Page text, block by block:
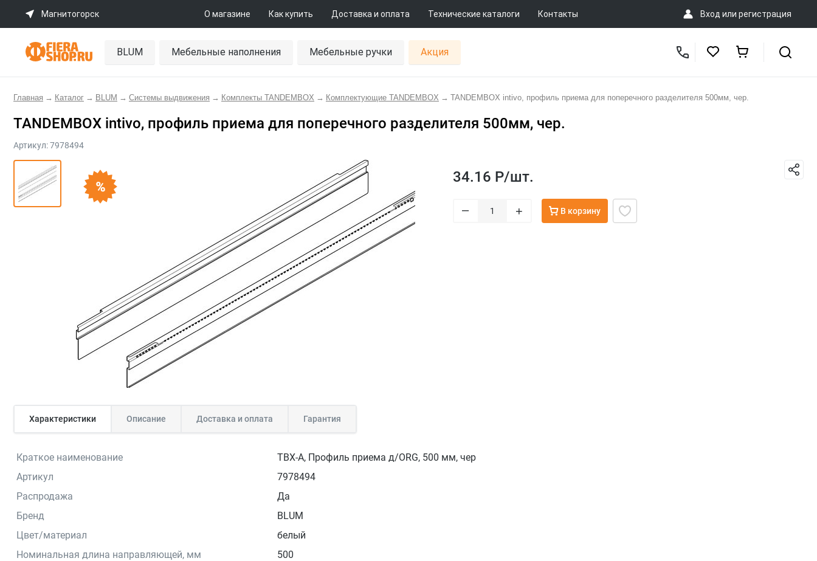
Магнитогорск О магазине Как купить Доставка и оплата Технические каталоги Контакты Вход или регистрация
BLUM Мебельные наполнения Мебельные ручки Акция
Главная → Каталог → BLUM → Системы выдвижения → Комплекты TANDEMBOX → Комплектующие TANDEMBOX → TANDEMBOX intivo, профиль приема для поперечного разделителя 500мм, чер.
TANDEMBOX intivo, профиль приема для поперечного разделителя 500мм, чер.
Артикул:7978494
34.16 Р/шт.
– + В корзину
Характеристики Описание Доставка и оплата Гарантия
Краткое наименование
TBX-A, Профиль приема д/ORG, 500 мм, чер
Артикул
7978494
Распродажа
Да
Бренд
BLUM
Цвет/материал
белый
Номинальная длина направляющей, мм
500